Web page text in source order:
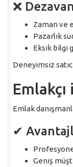
❌
Zaman ve
Pazarlık
Eksik bilgi
Deneyimsiz
Emlakçı
Emlak
✔
Geniş